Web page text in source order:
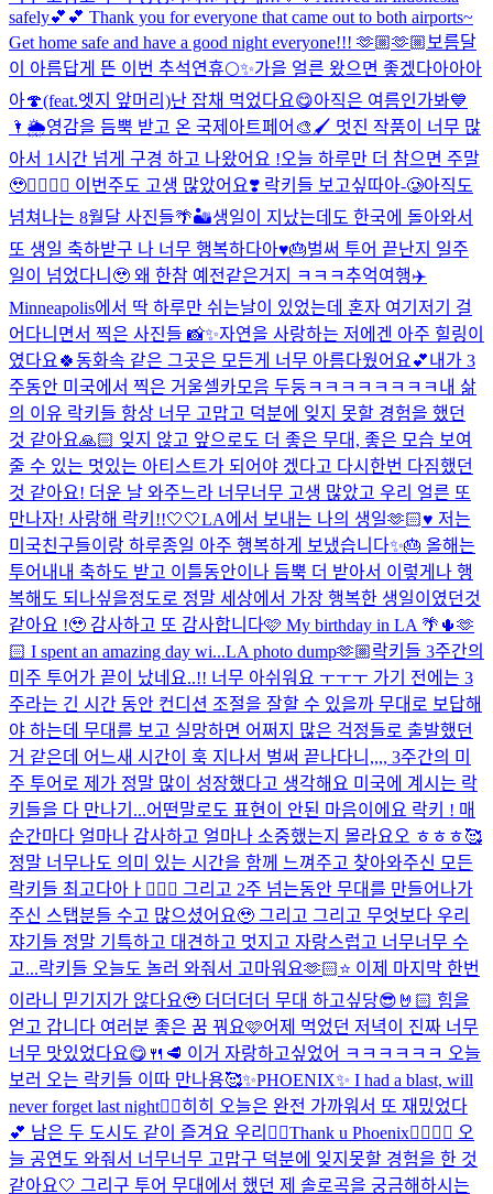
safely💕💕 Thank you for everyone that came out to both airports~
Get home safe and have a good night everyone!!! 🫶🏼🫶🏼 보름달
이 아름답게 뜬 이번 추석연휴🌕✨가을 얼른 왔으면 좋겠다아아아
아🍄(feat.엣지 앞머리)난 잡채 먹었다요😋아직은 여름인가봐💙
🌂🌦️영감을 듬뿍 받고 온 국제아트페어🎨🖌️ 멋진 작품이 너무 많
아서 1시간 넘게 구경 하고 나왔어요 !오늘 하루만 더 참으면 주말
🥹❤️‍🔥❤️‍🔥 이번주도 고생 많았어요❣️ 락키들 보고싶따아-🥲아직도
넘쳐나는 8월달 사진들🌴🏜️생일이 지났는데도 한국에 돌아와서
또 생일 축하받구 나 너무 행복하다아♥️🎂벌써 투어 끝난지 일주
일이 넘었다니🥹 왜 한참 예전같은거지 ㅋㅋㅋ추억여행✈️
Minneapolis에서 딱 하루만 쉬는날이 있었는데 혼자 여기저기 걸
어다니면서 찍은 사진들 📸✨자연을 사랑하는 저에겐 아주 힐링이
였다요🍀동화속 같은 그곳은 모든게 너무 아름다웠어요💕내가 3
주동안 미국에서 찍은 거울셀카모음 두둥ㅋㅋㅋㅋㅋㅋㅋㅋ 내 삶
의 이유 락키들 항상 너무 고맙고 덕분에 잊지 못할 경험을 했던
것 같아요🙏🏻 잊지 않고 앞으로도 더 좋은 무대, 좋은 모습 보여
줄 수 있는 멋있는 아티스트가 되어야 겠다고 다시한번 다짐했던
것 같아요! 더운 날 와주느라 너무너무 고생 많았고 우리 얼른 또
만나자! 사랑해 락키!!🤍🤍LA에서 보내는 나의 생일🫶🏻♥️ 저는
미국친구들이랑 하루종일 아주 행복하게 보냈습니다✨🎂 올해는
투어내내 축하도 받고 이틀동안이나 듬뿍 더 받아서 이렇게나 행
복해도 되나싶을정도로 정말 세상에서 가장 행복한 생일이였던것
같아요 !🥹 감사하고 또 감사합니다🩷 My birthday in LA 🌴🌵🫶
🏻 I spent an amazing day wi...LA photo dump🫶🏼락키들 3주간의
미주 투어가 끝이 났네요..!! 너무 아쉬워요 ㅜㅜㅜ 가기 전에는 3
주라는 긴 시간 동안 컨디션 조절을 잘할 수 있을까 무대로 보답해
야 하는데 무대를 보고 실망하면 어쩌지 많은 걱정들로 출발했던
거 같은데 어느새 시간이 훅 지나서 벌써 끝나다니,,,, 3주간의 미
주 투어로 제가 정말 많이 성장했다고 생각해요 미국에 계시는 락
키들을 다 만나기...어떤말로도 표현이 안된 마음이에요 락키 ! 매
순간마다 얼마나 감사하고 얼마나 소중했는지 몰라요오 ㅎㅎㅎ🥰
정말 너무나도 의미 있는 시간을 함께 느껴주고 찾아와주신 모든
락키들 최고다아ㅏ👍🏻✨ 그리고 2주 넘는동안 무대를 만들어나가
주신 스탭분들 수고 많으셨어요🥹 그리고 그리고 무엇보다 우리
쟈기들 정말 기특하고 대견하고 멋지고 자랑스럽고 너무너무 수
고...락키들 오늘도 놀러 와줘서 고마워요🫶🏻⭐️ 이제 마지막 한번
이라니 믿기지가 않다요🥹 더더더더 무대 하고싶당😎🤘🏻 힘을
얻고 갑니다 여러분 좋은 꿈 꿔요🩷어제 먹었던 저녁이 진짜 너무
너무 맛있었다요😋🍴🥩 이거 자랑하고싶었어 ㅋㅋㅋㅋㅋㅋ 오늘
보러 오는 락키들 이따 만나용🥰✨PHOENIX✨ I had a blast, will
never forget last night❤️‍🔥히히 오늘은 완전 가까워서 또 재밌었다
💕 남은 두 도시도 같이 즐겨요 우리❤️‍🔥Thank u Phoenix🐦‍🔥🐦‍🔥 오
늘 공연도 와줘서 너무너무 고맙구 덕분에 잊지못할 경험을 한 것
같아요🤍 그리구 투어 무대에서 했던 제 솔로곡을 궁금해하시는